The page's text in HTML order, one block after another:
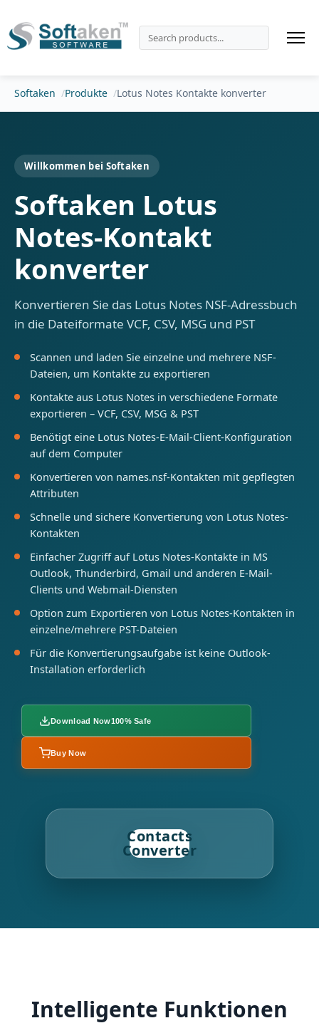
Softaken Produkte Lotus Notes Kontakte konverter
Willkommen bei Softaken
Softaken Lotus
Notes-Kontakt
konverter
Konvertieren Sie das Lotus Notes NSF-Adressbuch
in die Dateiformate VCF, CSV, MSG und PST
Scannen und laden Sie einzelne und mehrere NSF-
Dateien, um Kontakte zu exportieren
Kontakte aus Lotus Notes in verschiedene Formate
exportieren – VCF, CSV, MSG & PST
Benötigt eine Lotus Notes-E-Mail-Client-Konfiguration
auf dem Computer
Konvertieren von names.nsf-Kontakten mit gepflegten
Attributen
Schnelle und sichere Konvertierung von Lotus Notes-
Kontakten
Einfacher Zugriff auf Lotus Notes-Kontakte in MS
Outlook, Thunderbird, Gmail und anderen E-Mail-
Clients und Webmail-Diensten
Option zum Exportieren von Lotus Notes-Kontakten in
einzelne/mehrere PST-Dateien
Für die Konvertierungsaufgabe ist keine Outlook-
Installation erforderlich
Download Now100% Safe
Buy Now
Contacts
Converter
Intelligente Funktionen